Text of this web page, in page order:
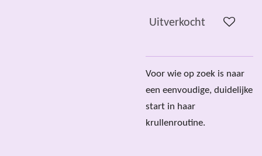
Uitverkocht
Voor wie op zoek is naar
een eenvoudige, duidelijke
start in haar
krullenroutine.